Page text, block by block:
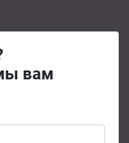
вам